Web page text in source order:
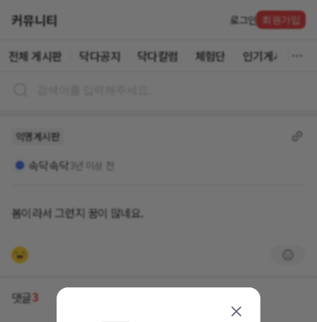
커뮤니티 로그인 회원가입
전체 게시판 닥다공지 닥다칼럼 체험단 인기게시글
익명게시판
속닥속닥 3년 이상 전
봄이라서 그런지 꿈이 많네요.
댓글3